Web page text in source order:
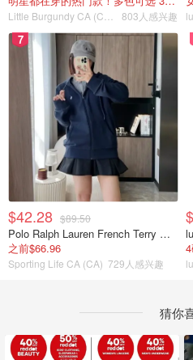
803人感兴趣
7
$42.28 $89.50
Polo Ralph Lauren French Terry 女童连帽卫衣 7-16码
之前$66.96
Sporting Life CA (CA) 729人感兴趣
猜你